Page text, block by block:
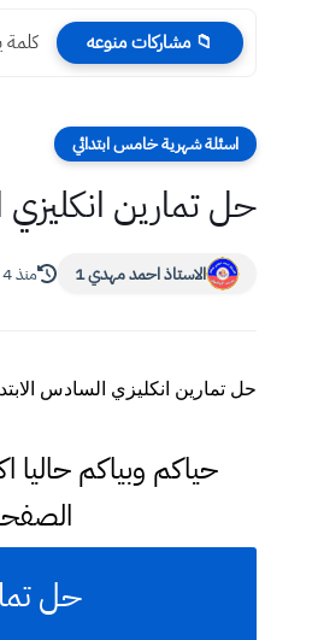
📁 مشاركات منوعه كلمة
اسئلة شهرية خامس ابتدائي
حل تمارين انكليزي
الاستاذ احمد مهدي 1 منذ 4 سنة
حل تمارين انكليزي السادس
حياكم وبياكم حاليا
حل